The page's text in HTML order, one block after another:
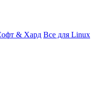
& Хард Все для Linux